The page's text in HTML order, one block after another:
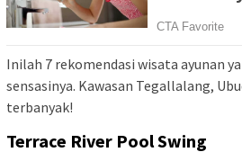
Inilah 7 rekomendasi wisata ayunan
sensasinya. Kawasan Tegallalang,
terbanyak!
Terrace River Pool Swing